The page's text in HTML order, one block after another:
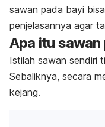
sawan pada bayi
penjelasannya agar
Apa itu sawan
Istilah sawan sendiri
Sebaliknya, secara
kejang.